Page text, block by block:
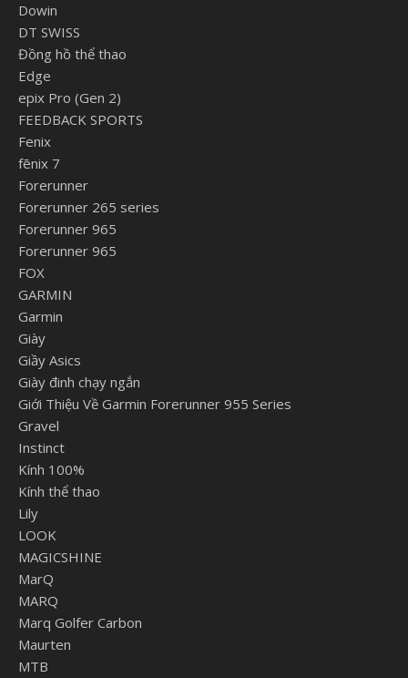
Dowin
DT SWISS
Đồng hồ thể thao
Edge
epix Pro (Gen 2)
FEEDBACK SPORTS
Fenix
fēnix 7
Forerunner
Forerunner 265 series
Forerunner 965
Forerunner 965
FOX
GARMIN
Garmin
Giày
Giầy Asics
Giày đinh chạy ngắn
Giới Thiệu Về Garmin Forerunner 955 Series
Gravel
Instinct
Kính 100%
Kính thể thao
Lily
LOOK
MAGICSHINE
MarQ
MARQ
Marq Golfer Carbon
Maurten
MTB